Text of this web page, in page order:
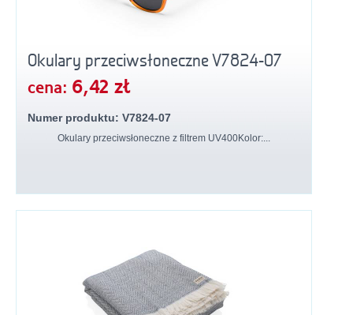
Okulary przeciwsłoneczne V7824-07
cena: 6,42 zł
Numer produktu: V7824-07
Okulary przeciwsłoneczne z filtrem UV400Kolor:...